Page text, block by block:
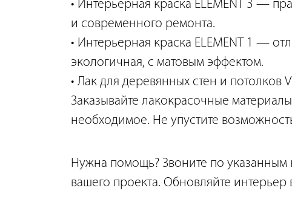
Интерьерная краска ELEMENT 3 —
и современного ремонта.
Интерьерная краска ELEMENT 1 —
экологичная, с матовым эффектом.
Лак для деревянных стен и потолков
Заказывайте лакокрасочные
необходимое. Не упустите
Нужна помощь? Звоните по
вашего проекта. Обновляйте